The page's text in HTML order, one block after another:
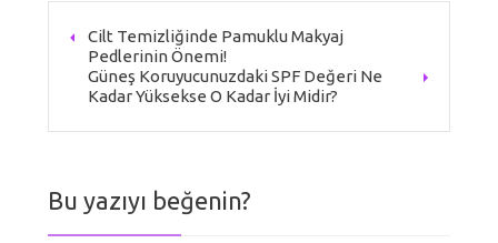
Cilt Temizliğinde Pamuklu Makyaj
Pedlerinin Önemi!
Güneş Koruyucunuzdaki SPF Değeri Ne
Kadar Yüksekse O Kadar İyi Midir?
Bu yazıyı beğenin?